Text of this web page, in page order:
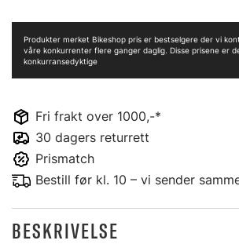
Fri frakt over 1000,-*
30 dagers returrett
Prismatch
Bestill før kl. 10 – vi sender
Produkter merket Bikeshop pris er bestselgere der vi
våre konkurrenter flere ganger daglig. Disse prisene er
konkurransedyktige
BESKRIVELSE